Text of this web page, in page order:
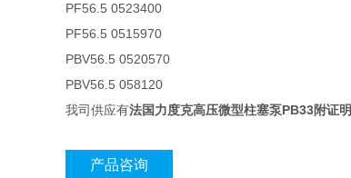
PF56.5 0523400
PF56.5 0515970
PBV56.5 0520570
PBV56.5 058120
我司供应有法国力度克高压微型柱塞泵PB33附证明
产品咨询